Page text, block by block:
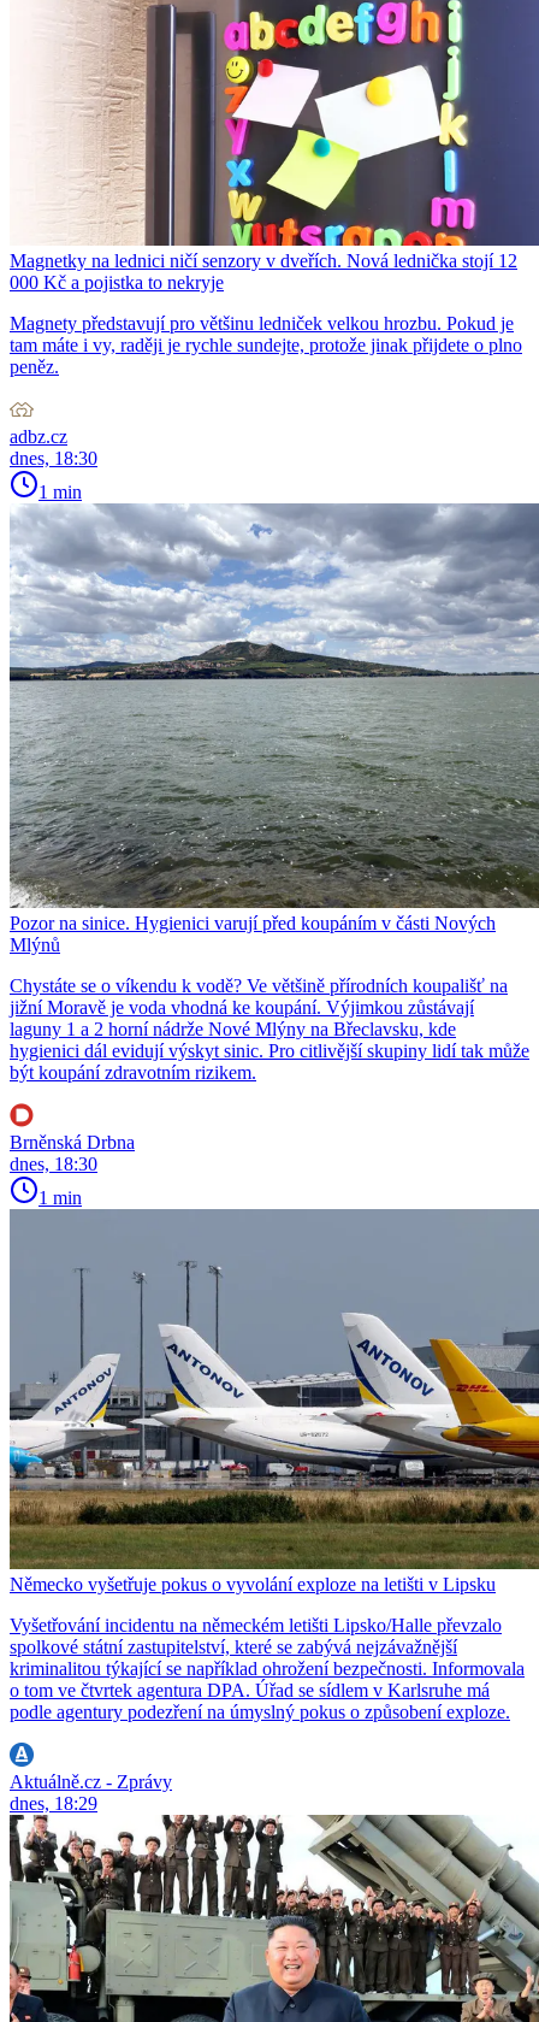
Magnetky na lednici ničí senzory v dveřích. Nová lednička stojí 12
000 Kč a pojistka to nekryje
Magnety představují pro většinu ledniček velkou hrozbu. Pokud je
tam máte i vy, raději je rychle sundejte, protože jinak přijdete o plno
peněz.
adbz.cz
dnes, 18:30
1 min
Pozor na sinice. Hygienici varují před koupáním v části Nových
Mlýnů
Chystáte se o víkendu k vodě? Ve většině přírodních koupališť na
jižní Moravě je voda vhodná ke koupání. Výjimkou zůstávají
laguny 1 a 2 horní nádrže Nové Mlýny na Břeclavsku, kde
hygienici dál evidují výskyt sinic. Pro citlivější skupiny lidí tak může
být koupání zdravotním rizikem.
Brněnská Drbna
dnes, 18:30
1 min
Německo vyšetřuje pokus o vyvolání exploze na letišti v Lipsku
Vyšetřování incidentu na německém letišti Lipsko/Halle převzalo
spolkové státní zastupitelství, které se zabývá nejzávažnější
kriminalitou týkající se například ohrožení bezpečnosti. Informovala
o tom ve čtvrtek agentura DPA. Úřad se sídlem v Karlsruhe má
podle agentury podezření na úmyslný pokus o způsobení exploze.
Aktuálně.cz - Zprávy
dnes, 18:29